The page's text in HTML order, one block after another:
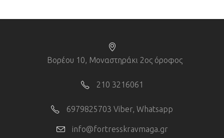
Βορέου 10, Μοναστηράκι 2ος όροφος
210 3216061
6979825703 Viber, Whatsapp
info@fortresskravmaga.gr